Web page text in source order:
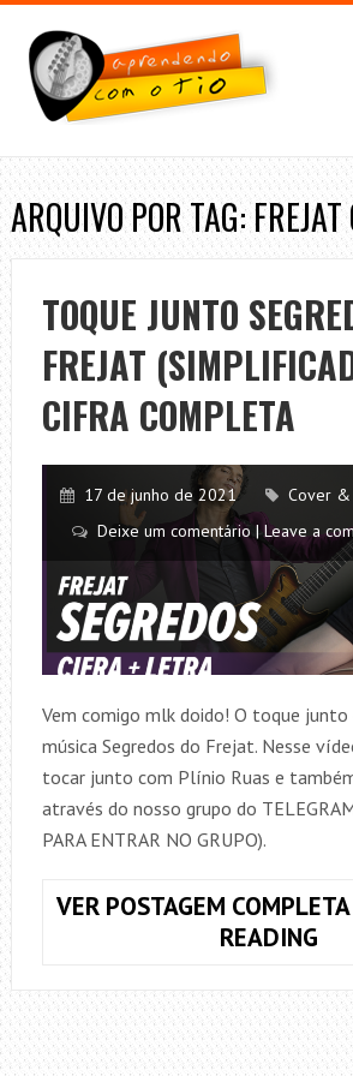
ARQUIVO POR TAG: FREJAT
TOQUE JUNTO
FREJAT
CIFRA COMPLETA
17 de junho de 2021
Cover &
Deixe um comentário | Leave a
Vem comigo mlk doido! O toque junto
música Segredos do Frejat. Nesse
tocar junto com Plínio Ruas e
através do nosso grupo do
PARA ENTRAR NO GRUPO).
VER POSTAGEM
READING